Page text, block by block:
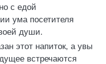
с едой
ума посетителя
души.
этот напиток, а увы
встречаются